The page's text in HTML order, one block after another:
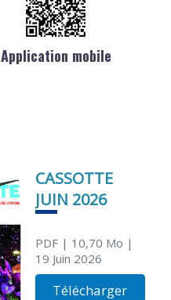
Application mobile
CASSOTTE
JUIN 2026
PDF| 10,70 Mo |
19 Juin 2026
Télécharger